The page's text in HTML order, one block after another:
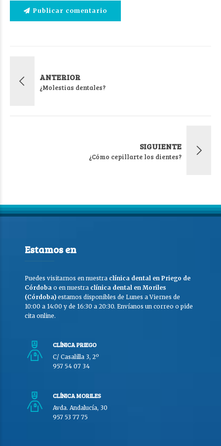
Publicar comentario
ANTERIOR
¿Molestias dentales?
SIGUIENTE
¿Cómo cepillarte los dientes?
Estamos en
Puedes visitarnos en nuestra clínica dental en Priego de
Córdoba o en nuestra clínica dental en Moriles
(Córdoba) estamos disponibles de Lunes a Viernes de
10:00 a 14:00 y de 16:30 a 20:30. Envíanos un correo o pide
cita online.
CLÍNICA PRIEGO
C/ Casalilla 3, 2º
957 54 07 34
CLÍNICA MORILES
Avda. Andalucía, 30
957 53 77 75